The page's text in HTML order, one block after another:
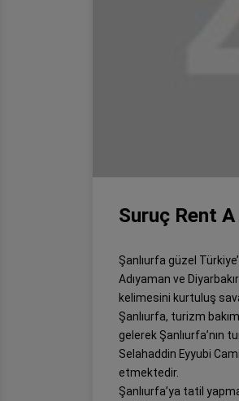
Suruç Rent
Şanlıurfa güzel
Adıyaman ve
kelimesini kurtuluş
Şanlıurfa, turizm
gelerek Şanlıurfa’nın
Selahaddin Eyyubi
etmektedir.
Şanlıurfa’ya tatil